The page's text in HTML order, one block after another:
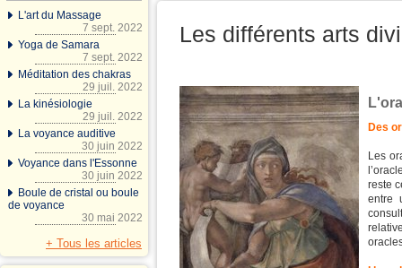
L'art du Massage
7 sept. 2022
Yoga de Samara
7 sept. 2022
Méditation des chakras
29 juil. 2022
La kinésiologie
29 juil. 2022
La voyance auditive
30 juin 2022
Voyance dans l'Essonne
30 juin 2022
Boule de cristal ou boule
de voyance
30 mai 2022
+ Tous les articles
Les différents arts
Des
Les
reste
entre